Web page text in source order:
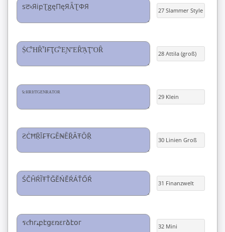
27 Slammer Style
28 Attila (groß)
29 Klein
30 Linien Groß
31 Finanzwelt
32 Mini